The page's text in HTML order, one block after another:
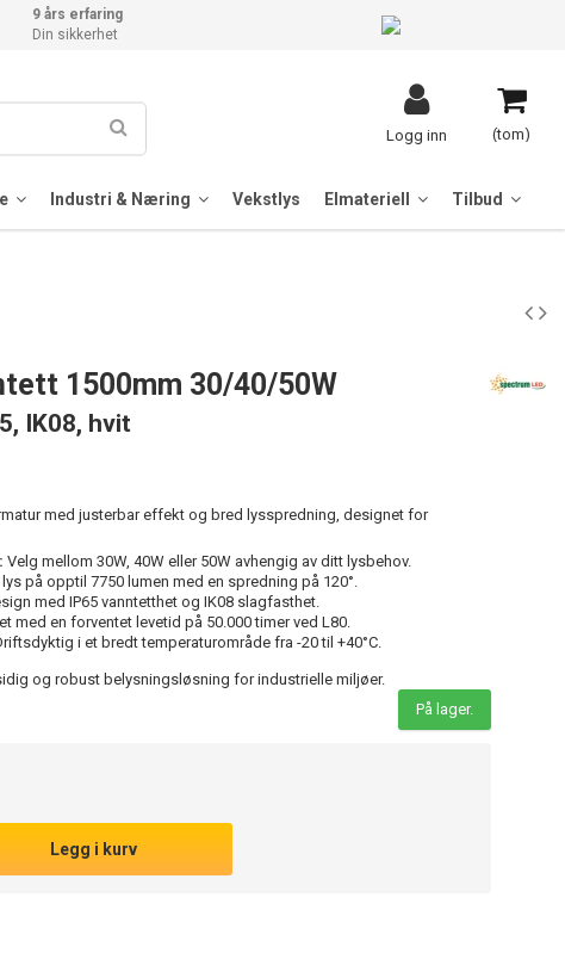
9 års erfaring
Din sikkerhet
(tom)
Logg inn
Industri & Næring Vekstlys Elmateriell Tilbud
1500mm 30/40/50W
IK08, hvit
med justerbar effekt og bred lysspredning, designet for
Velg mellom 30W, 40W eller 50W avhengig av ditt lysbehov.
på opptil 7750 lumen med en spredning på 120°.
med IP65 vanntetthet og IK08 slagfasthet.
med en forventet levetid på 50.000 timer ved L80.
i et bredt temperaturområde fra -20 til +40°C.
og robust belysningsløsning for industrielle miljøer.
På lager.
Legg i kurv